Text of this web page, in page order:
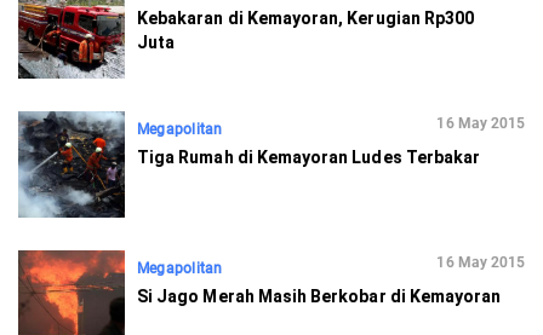
Kebakaran di Kemayoran, Kerugian Rp300
Juta
Megapolitan 16 May 2015
Tiga Rumah di Kemayoran Ludes Terbakar
Megapolitan 16 May 2015
Si Jago Merah Masih Berkobar di Kemayoran